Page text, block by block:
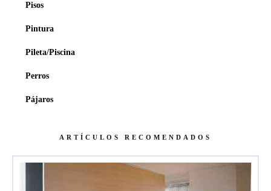
Pisos
Pintura
Pileta/Piscina
Perros
Pájaros
ARTÍCULOS RECOMENDADOS